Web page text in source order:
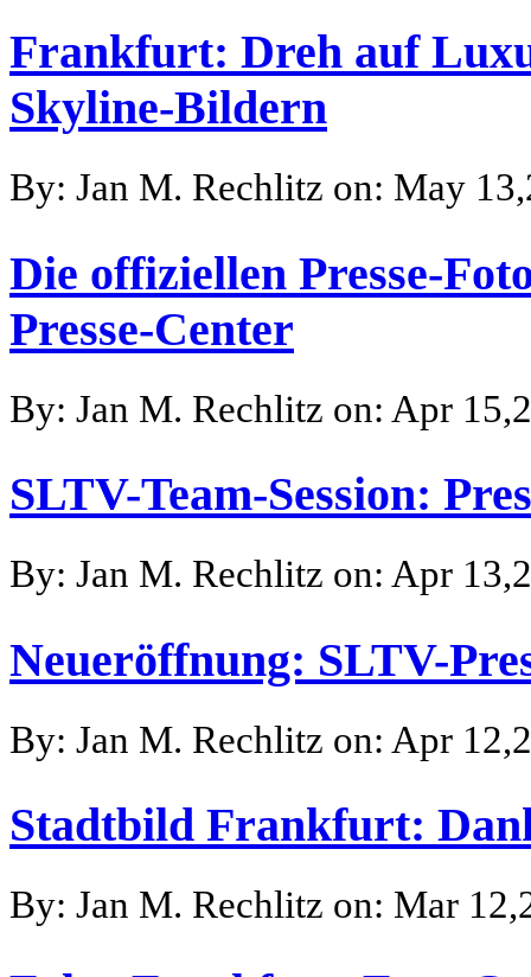
Frankfurt: Dreh auf
Skyline-Bildern
By: Jan M. Rechlitz on: May
Die offiziellen Presse-
Presse-Center
By: Jan M. Rechlitz on: Apr
SLTV-Team-Session:
By: Jan M. Rechlitz on: Apr
Neueröffnung: SLTV-
By: Jan M. Rechlitz on: Apr
Stadtbild Frankfurt:
By: Jan M. Rechlitz on: Mar